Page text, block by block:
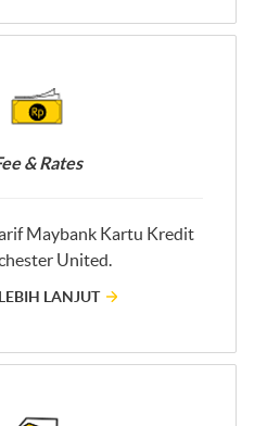
& Rates
Maybank Kartu Kredit
United.
LANJUT